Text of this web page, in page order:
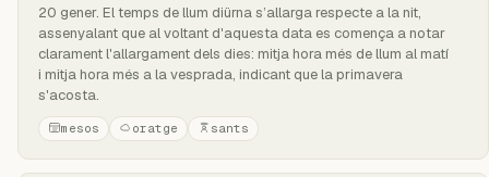
20 gener. El temps de llum diürna s’allarga respecte a la nit,
assenyalant que al voltant d'aquesta data es comença a notar
clarament l'allargament dels dies: mitja hora més de llum al matí
i mitja hora més a la vesprada, indicant que la primavera
s'acosta.
mesos oratge sants